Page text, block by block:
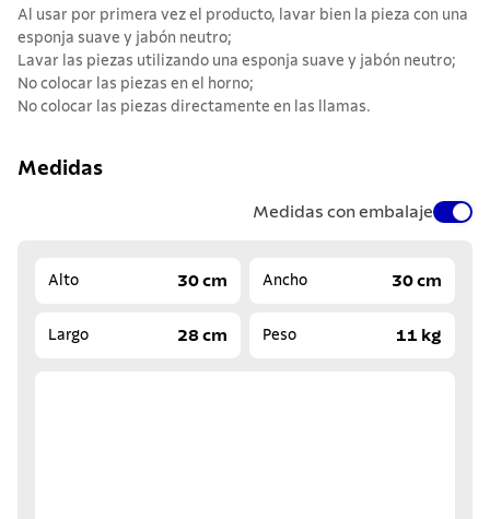
Al usar por primera vez el producto, lavar bien la pieza con una
esponja suave y jabón neutro;
Lavar las piezas utilizando una esponja suave y jabón neutro;
No colocar las piezas en el horno;
No colocar las piezas directamente en las llamas.
Medidas
Medidas con embalaje
Alto 30 cm Ancho 30 cm
Largo 28 cm Peso 11 kg